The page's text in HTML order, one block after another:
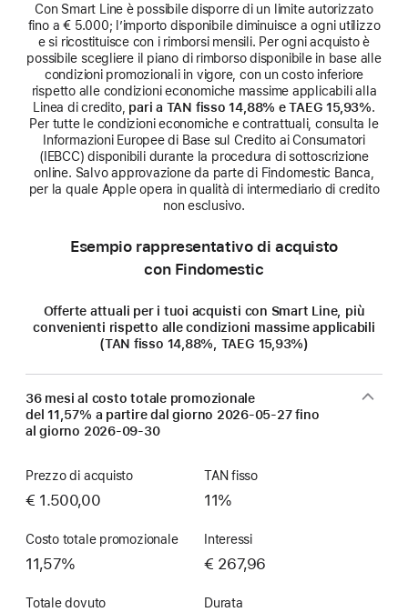
Con Smart Line è possibile disporre di un limite autorizzato
fino a € 5.000; l’importo disponibile diminuisce a ogni utilizzo
e si ricostituisce con i rimborsi mensili. Per ogni acquisto è
possibile scegliere il piano di rimborso disponibile in base alle
condizioni promozionali in vigore, con un costo inferiore
rispetto alle condizioni economiche massime applicabili alla
Linea di credito, pari a TAN fisso 14,88% e TAEG 15,93%.
Per tutte le condizioni economiche e contrattuali, consulta le
Informazioni Europee di Base sul Credito ai Consumatori
(IEBCC) disponibili durante la procedura di sottoscrizione
online. Salvo approvazione da parte di Findomestic Banca,
per la quale Apple opera in qualità di intermediario di credito
non esclusivo.
Esempio rappresentativo di acquisto
con Findomestic
Offerte attuali per i tuoi acquisti con Smart Line, più
convenienti rispetto alle condizioni massime applicabili
(TAN fisso 14,88%, TAEG 15,93%)
36 mesi al costo totale promozionale
del 11,57% a partire dal giorno 2026-05-27fino
al giorno 2026-09-30
Prezzo di acquisto
€ 1.500,00
TAN fisso
11%
Costo totale promozionale
11,57%
Interessi
€ 267,96
Totale dovuto Durata